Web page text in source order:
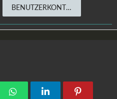
BENUTZERKONTO ERSTELLEN